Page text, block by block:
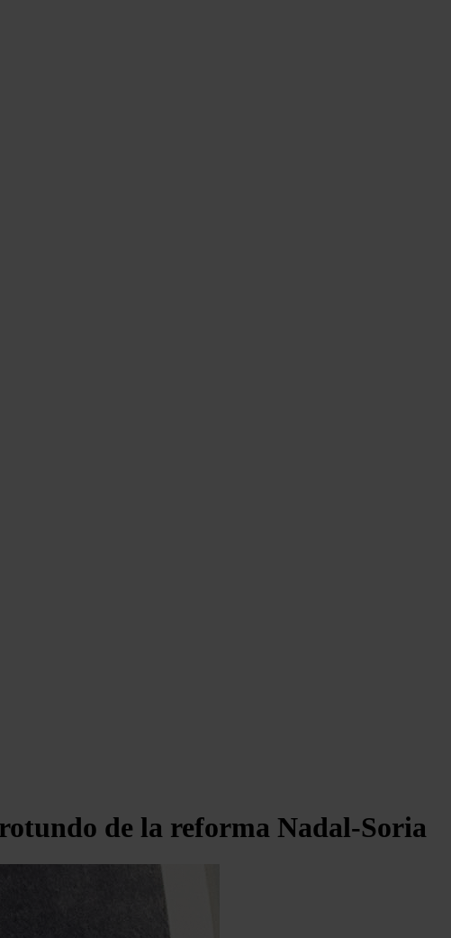
de la reforma Nadal-Soria